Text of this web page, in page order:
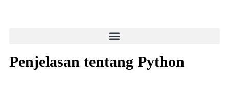
Penjelasan tentang Python